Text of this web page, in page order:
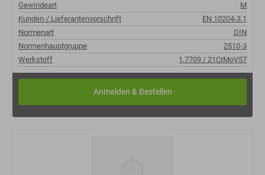
Gewindeart
M
Kunden-/ Lieferantenvorschrift
EN 10204-3.1
Normenart
DIN
Normenhauptgruppe
2510-3
Werkstoff
1.7709 / 21CrMoV57